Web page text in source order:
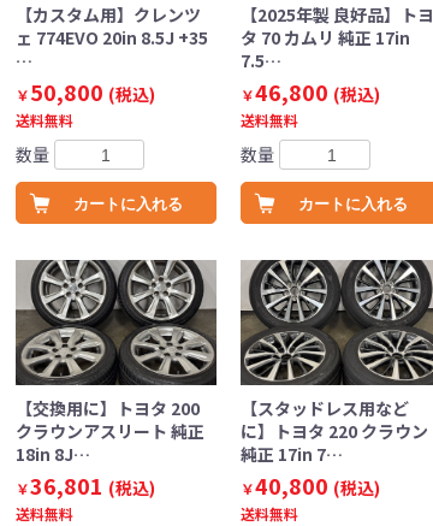
【カスタム用】クレンツ
ェ 774EVO 20in 8.5J +35
…
￥50,800 (税込)
送料無料
数量
カートに入れる
【2025年製 良好品】トヨ
タ 70 カムリ 純正 17in
7.5…
￥46,800 (税込)
送料無料
数量
カートに入れる
【交換用に】トヨタ 200
クラウンアスリート 純正
18in 8J…
￥36,801 (税込)
送料無料
【スタッドレス用など
に】トヨタ 220 クラウン
純正 17in 7…
￥40,800 (税込)
送料無料